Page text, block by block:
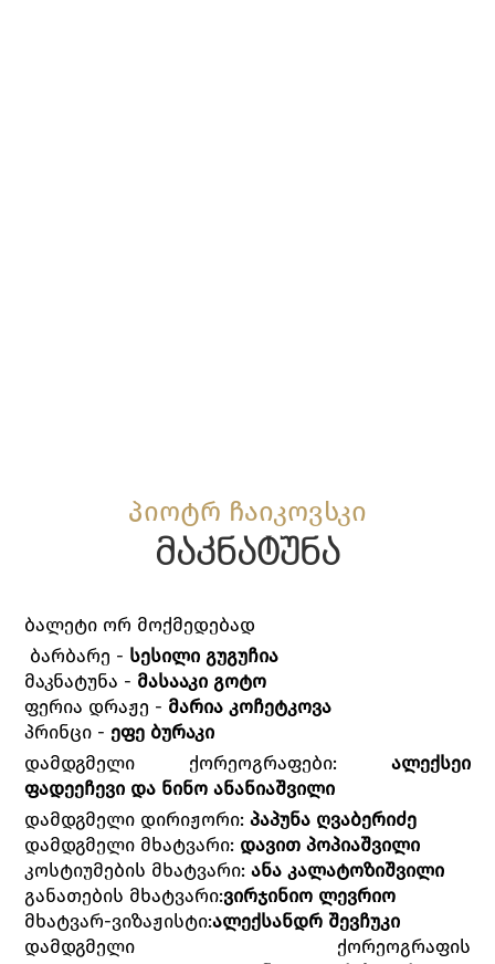
პიოტრ ჩაიკოვსკი
მაკნატუნა
ბალეტი ორ მოქმედებად
ბარბარე - სესილი გუგუჩია
მაკნატუნა - მასააკი გოტო
ფერია დრაჟე - მარია კოჩეტკოვა
პრინცი - ეფე ბურაკი
დამდგმელი ქორეოგრაფები: ალექსეი
ფადეეჩევი და ნინო ანანიაშვილი
დამდგმელი დირიჟორი:პაპუნა ღვაბერიძე
დამდგმელი მხატვარი: დავით პოპიაშვილი
კოსტიუმების მხატვარი:ანა კალატოზიშვილი
განათების მხატვარი:ვირჯინიო ლევრიო
მხატვარ-ვიზაჟისტი:ალექსანდრ შევჩუკი
დამდგმელი ქორეოგრაფის